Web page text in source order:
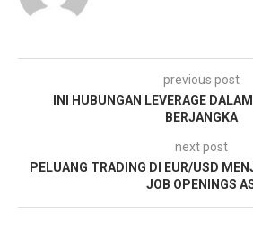
previous post
INI HUBUNGAN LEVERAGE
BERJANGKA
next post
PELUANG TRADING DI EUR/USD
JOB OPENINGS